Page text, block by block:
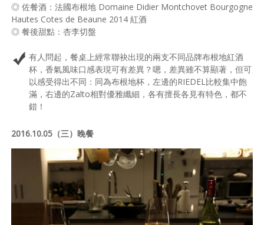
◎ 佐餐酒：法國布根地 Domaine Didier Montchovet Bourgogne
Hautes Cotes de Beaune 2014 紅酒
◎ 餐後甜點：杏李切盤
有人問起，餐桌上經常聯袂出現的兩支不同品牌布根地紅酒
杯，香氣風味口感表現可有差異？嗯，差異雖不算顯著，但可
以感受得出不同：同為布根地杯，左邊的RIEDEL比較集中飽
滿，右邊的Zalto相對優雅纖細，各有擅長各見有特色，都不
錯！
2016.10.05（三）晚餐